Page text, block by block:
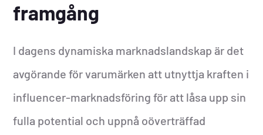
framgång
I dagens dynamiska marknadslandskap är det
avgörande för varumärken att utnyttja kraften i
influencer-marknadsföring för att låsa upp sin
fulla potential och uppnå oöverträffad